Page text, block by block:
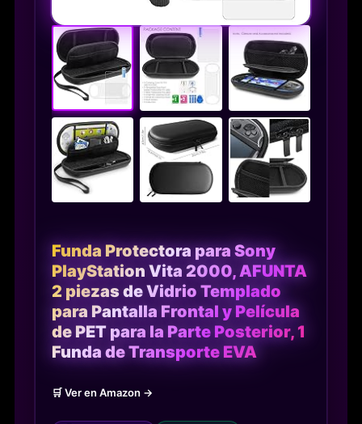
Funda Protectora para Sony
PlayStation Vita 2000, AFUNTA
2 piezas de Vidrio Templado
para Pantalla Frontal y Película
de PET para la Parte Posterior, 1
Funda de Transporte EVA
🛒 Ver en Amazon →